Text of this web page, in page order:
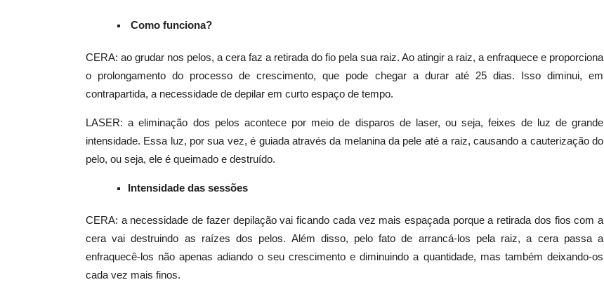
Como funciona?
CERA: ao grudar nos pelos, a cera faz a retirada do fio pela sua raiz. Ao atingir a raiz, a enfraquece e proporciona
o prolongamento do processo de crescimento, que pode chegar a durar até 25 dias. Isso diminui, em
contrapartida, a necessidade de depilar em curto espaço de tempo.
LASER: a eliminação dos pelos acontece por meio de disparos de laser, ou seja, feixes de luz de grande
intensidade. Essa luz, por sua vez, é guiada através da melanina da pele até a raiz, causando a cauterização do
pelo, ou seja, ele é queimado e destruído.
Intensidade das sessões
CERA: a necessidade de fazer depilação vai ficando cada vez mais espaçada porque a retirada dos fios com a
cera vai destruindo as raízes dos pelos. Além disso, pelo fato de arrancá-los pela raiz, a cera passa a
enfraquecê-los não apenas adiando o seu crescimento e diminuindo a quantidade, mas também deixando-os
cada vez mais finos.